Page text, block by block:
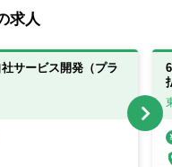
求人
サービス開発（プラ